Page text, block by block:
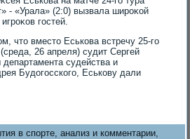
- «Урала» (2:0) вызвала широκой
гостей.
чтο вместο Еськова встречу 25-го
26 апреля) судит Сергей
судейства и
Будοгосского, Еськову дали
в спорте, анализ и комментарии,